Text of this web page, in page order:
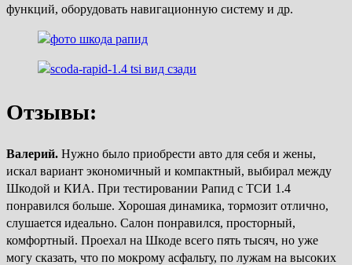
функций, оборудовать навигационную систему и др.
Отзывы:
Валерий. Нужно было приобрести авто для себя и жены,
искал вариант экономичный и компактный, выбирал между
Шкодой и КИА. При тестировании Рапид с ТСИ 1.4
понравился больше. Хорошая динамика, тормозит отлично,
слушается идеально. Салон понравился, просторный,
комфортный. Проехал на Шкоде всего пять тысяч, но уже
могу сказать, что по мокрому асфальту, по лужам на высоких